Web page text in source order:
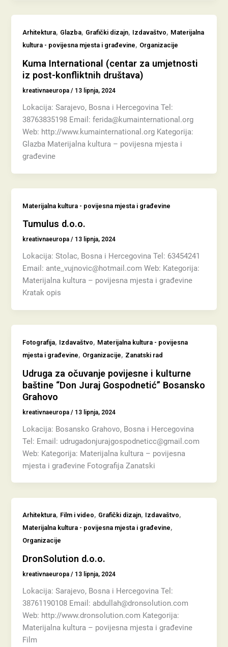
Arhitektura, Glazba, Grafički dizajn, Izdavaštvo, Materijalna
kultura - povijesna mjesta i građevine, Organizacije
Kuma International (centar za umjetnosti
iz post-konfliktnih društava)
kreativnaeuropa/ 13 lipnja, 2024
Lokacija: Sarajevo, Bosna i Hercegovina Tel:
38763835198 Email: ferida@kumainternational.org
Web: http://www.kumainternational.org Kategorija:
Glazba Materijalna kultura – povijesna mjesta i
građevine
Materijalna kultura - povijesna mjesta i građevine
Tumulus d.o.o.
kreativnaeuropa/ 13 lipnja, 2024
Lokacija: Stolac, Bosna i Hercegovina Tel: 63454241
Email: ante_vujnovic@hotmail.com Web: Kategorija:
Materijalna kultura – povijesna mjesta i građevine
Kratak opis
Fotografija, Izdavaštvo, Materijalna kultura - povijesna
mjesta i građevine, Organizacije, Zanatski rad
Udruga za očuvanje povijesne i kulturne
baštine “Don Juraj Gospodnetić” Bosansko
Grahovo
kreativnaeuropa/ 13 lipnja, 2024
Lokacija: Bosansko Grahovo, Bosna i Hercegovina
Tel: Email: udrugadonjurajgospodneticc@gmail.com
Web: Kategorija: Materijalna kultura – povijesna
mjesta i građevine Fotografija Zanatski
Arhitektura, Film i video, Grafički dizajn, Izdavaštvo,
Materijalna kultura - povijesna mjesta i građevine,
Organizacije
DronSolution d.o.o.
kreativnaeuropa/ 13 lipnja, 2024
Lokacija: Sarajevo, Bosna i Hercegovina Tel:
38761190108 Email: abdullah@dronsolution.com
Web: http://www.dronsolution.com Kategorija:
Materijalna kultura – povijesna mjesta i građevine
Film